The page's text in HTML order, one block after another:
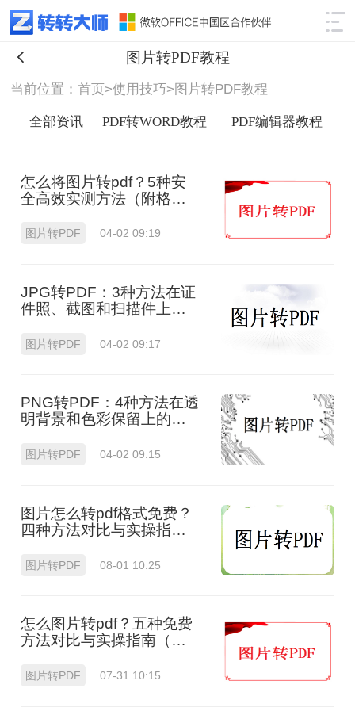
使用技巧 筛选
图片转PDF教程
当前位置：首页>使用技巧>图片转PDF教程
全部资讯 PDF转WORD教程 PDF编辑器教程
怎么将图片转pdf？5种安
全高效实测方法（附格式
图片转PDF 04-02 09:19
JPG转PDF：3种方法在证
件照、截图和扫描件上的
图片转PDF 04-02 09:17
PNG转PDF：4种方法在透
明背景和色彩保留上的处
图片转PDF 04-02 09:15
图片怎么转pdf格式免费？
四种方法对比与实操指南
图片转PDF 08-01 10:25
怎么图片转pdf？五种免费
方法对比与实操指南（附
图片转PDF 07-31 10:15